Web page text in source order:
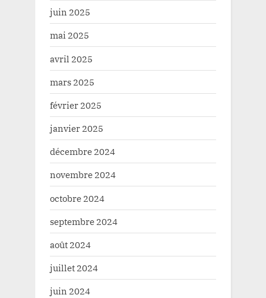
juin 2025
mai 2025
avril 2025
mars 2025
février 2025
janvier 2025
décembre 2024
novembre 2024
octobre 2024
septembre 2024
août 2024
juillet 2024
juin 2024